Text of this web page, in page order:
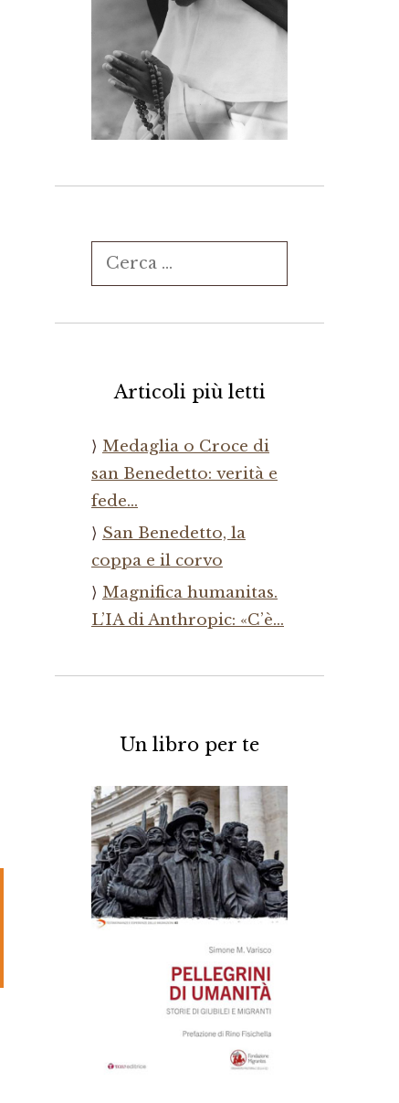
Ricerca
per:
Articoli più letti
Medaglia o Croce di
san Benedetto: verità e
fede…
San Benedetto, la
coppa e il corvo
Magnifica humanitas.
L’IA di Anthropic: «C’è…
Un libro per te